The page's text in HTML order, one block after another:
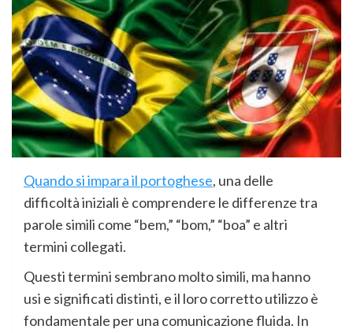
Quando si impara il portoghese, una delle
difficoltà iniziali è comprendere le differenze tra
parole simili come “bem,” “bom,” “boa” e altri
termini collegati.
Questi termini sembrano molto simili, ma hanno
usi e significati distinti, e il loro corretto utilizzo è
fondamentale per una comunicazione fluida. In